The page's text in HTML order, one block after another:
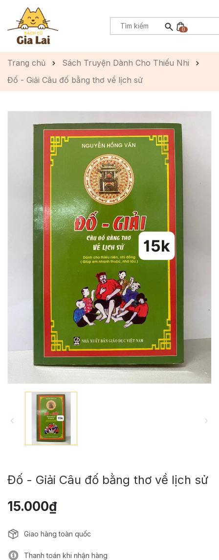
0
Trang chủ
Sách Truyện Dành Cho Thiếu Nhi
Đố - Giải Câu đố bằng thơ về lịch sử
Đố - Giải Câu đố bằng thơ về lịch sử
15.000₫
Giao hàng toàn quốc
Thanh toán khi nhận hàng